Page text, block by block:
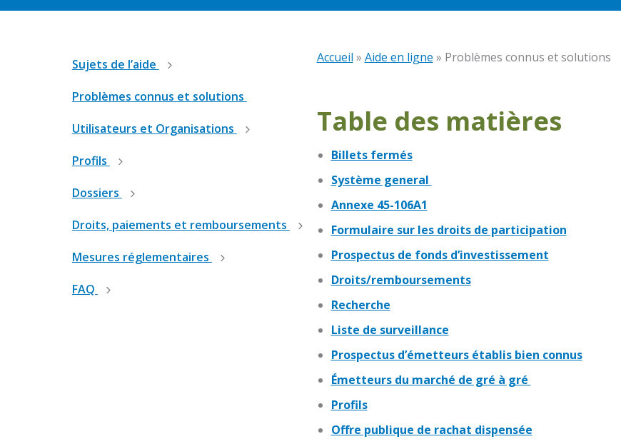
Sujets de l’aide
Problèmes connus et solutions
Utilisateurs et Organisations
Profils
Dossiers
Droits, paiements et remboursements
Mesures réglementaires
FAQ
Accueil » Aide en ligne » Problèmes connus et solutions
Table des matières
Billets fermés
Système general
Annexe 45-106A1
Formulaire sur les droits de participation
Prospectus de fonds d’investissement
Droits/remboursements
Recherche
Liste de surveillance
Prospectus d’émetteurs établis bien connus
Émetteurs du marché de gré à gré
Profils
Offre publique de rachat dispensée